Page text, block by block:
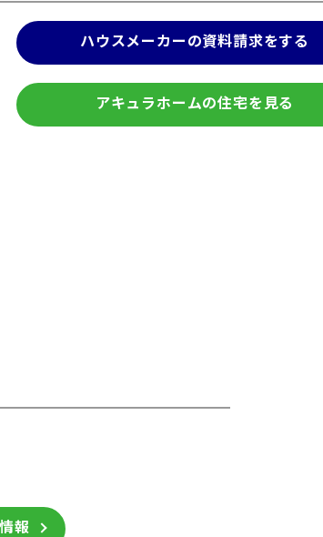
ハウスメーカーの資料請求をする
アキュラホームの住宅を見る
報